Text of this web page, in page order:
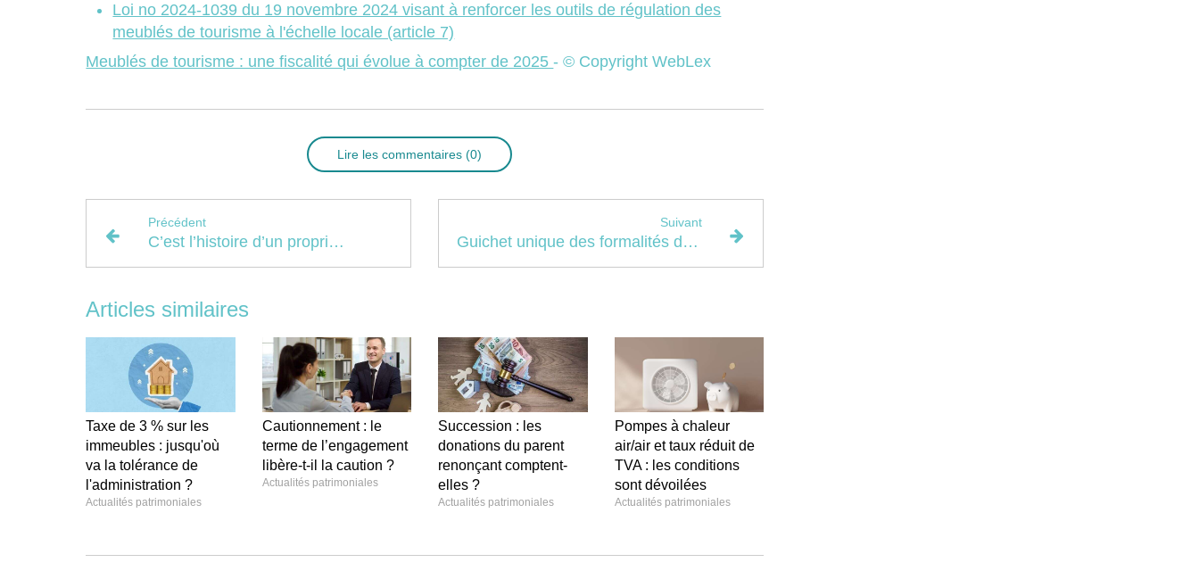
Loi no 2024-1039 du 19 novembre 2024 visant à renforcer les outils de régulation des
meublés de tourisme à l'échelle locale (article 7)
Meublés de tourisme : une fiscalité qui évolue à compter de 2025- © Copyright WebLex
Lire les commentaires (0)
Précédent
C’est l’histoire d’un propriétaire qui ne vit (fiscalement) pas au bon endroit…
Suivant
Guichet unique des formalités d’entreprises : à 100 % pour 2025 ?
Articles similaires
Taxe de 3 % sur les
immeubles : jusqu'où
va la tolérance de
l'administration ?
Actualités patrimoniales
Cautionnement : le
terme de l’engagement
libère-t-il la caution ?
Actualités patrimoniales
Succession : les
donations du parent
renonçant comptent-
elles ?
Actualités patrimoniales
Pompes à chaleur
air/air et taux réduit de
TVA : les conditions
sont dévoilées
Actualités patrimoniales